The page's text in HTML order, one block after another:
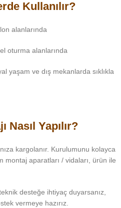
Kullanılır?
alanlarında
oturma alanlarında
yaşam ve dış mekanlarda sıklıkla
Nasıl Yapılır?
kargolanır. Kurulumunu kolayca
aparatları / vidaları, ürün ile
desteğe ihtiyaç duyarsanız,
vermeye hazırız.